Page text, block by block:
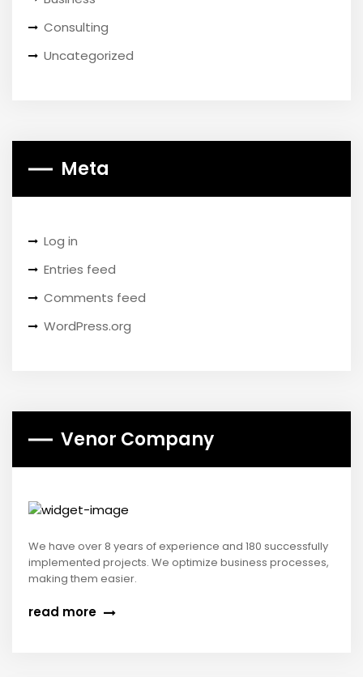
Consulting
Uncategorized
Meta
Log in
Entries feed
Comments feed
WordPress.org
Venor Company
We have over 8 years of experience and 180 successfully
implemented projects. We optimize business processes,
making them easier.
read more